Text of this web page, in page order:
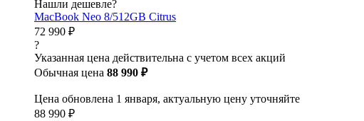
Нашли дешевле?
MacBook Neo 8/512GB Citrus
72 990 ₽
?
Указанная цена действительна с учетом всех акций
Обычная цена 88 990 ₽
Цена обновлена 1 января, актуальную цену уточняйте
88 990 ₽